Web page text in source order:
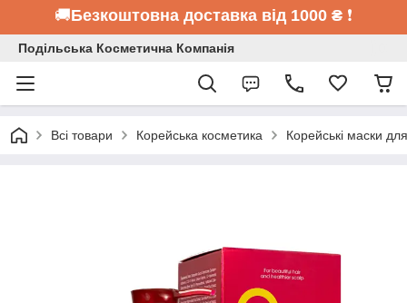
🚚Безкоштовна доставка від 1000 ₴ ❗
Подільська Косметична Компанія
Всі товари Корейська косметика Корейські маски